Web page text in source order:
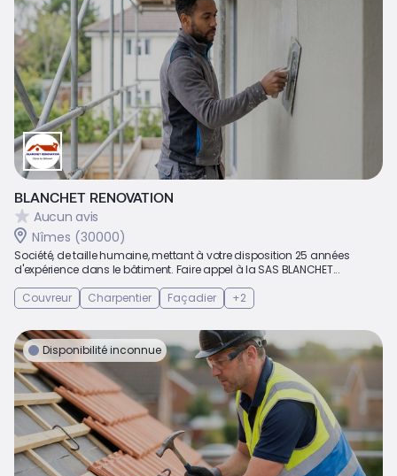
BLANCHET RENOVATION
Aucun avis
Nîmes (30000)
Société, de taille humaine, mettant à votre disposition 25 années
d'expérience dans le bâtiment. Faire appel à la SAS BLANCHET...
Couvreur
Charpentier Façadier +2
Disponibilité inconnue